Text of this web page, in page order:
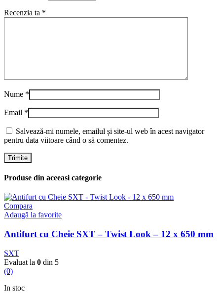
Recenzia ta *
Nume *
Email *
Salvează-mi numele, emailul și site-ul web în acest navigator
pentru data viitoare când o să comentez.
Produse din aceeasi categorie
Compara
Adaugă la favorite
Antifurt cu Cheie SXT – Twist Look – 12 x 650 mm
SXT
Evaluat la 0 din 5
(0)
In stoc